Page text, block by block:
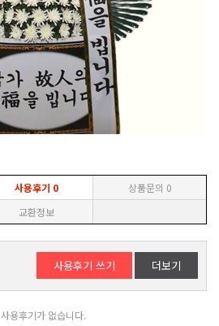
사용후기 0 상품문의 0
교환정보
사용후기 쓰기 더보기
사용후기가 없습니다.